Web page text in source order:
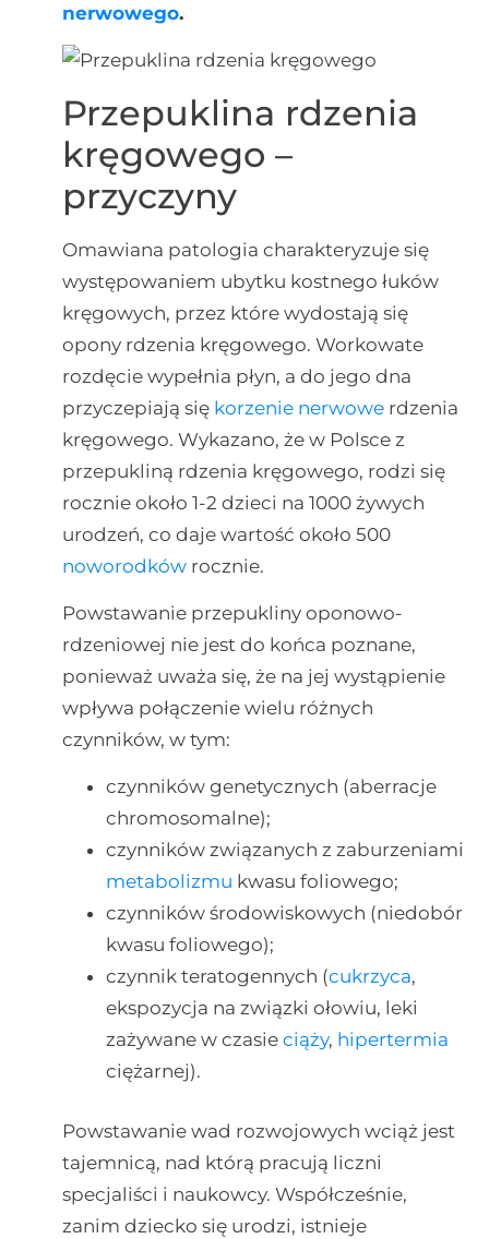
nerwowego.
Przepuklina rdzenia
kręgowego –
przyczyny
Omawiana patologia charakteryzuje się
występowaniem ubytku kostnego łuków
kręgowych, przez które wydostają się
opony rdzenia kręgowego. Workowate
rozdęcie wypełnia płyn, a do jego dna
przyczepiają się korzenie nerwowerdzenia
kręgowego. Wykazano, że w Polsce z
przepukliną rdzenia kręgowego, rodzi się
rocznie około 1-2 dzieci na 1000 żywych
urodzeń, co daje wartość około 500
noworodkówrocznie.
Powstawanie przepukliny oponowo-
rdzeniowej nie jest do końca poznane,
ponieważ uważa się, że na jej wystąpienie
wpływa połączenie wielu różnych
czynników, w tym:
czynników genetycznych (aberracje
chromosomalne);
czynników związanych z zaburzeniami
metabolizmu kwasu foliowego;
czynników środowiskowych (niedobór
kwasu foliowego);
czynnik teratogennych (cukrzyca,
ekspozycja na związki ołowiu, leki
zażywane w czasie ciąży, hipertermia
ciężarnej).
Powstawanie wad rozwojowych wciąż jest
tajemnicą, nad którą pracują liczni
specjaliści i naukowcy. Współcześnie,
zanim dziecko się urodzi, istnieje